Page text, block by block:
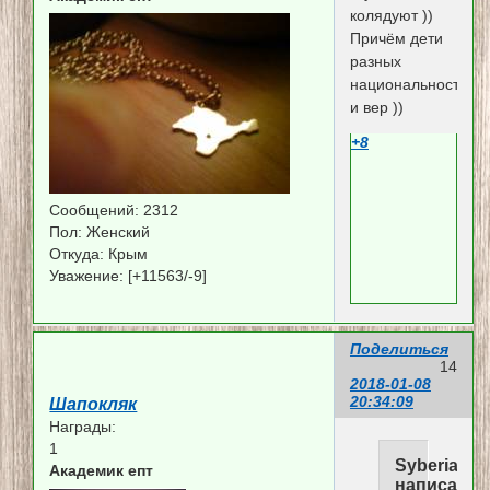
Сообщений: 2312
Пол: Женский
Откуда: Крым
Уважение: [+11563/-9]
колядуют ))
Причём дети
разных
национальностей
и вер ))
+8
Поделиться
14
2018-01-08
20:34:09
Шапокляк
Награды:
1
Академик епт
Syberia